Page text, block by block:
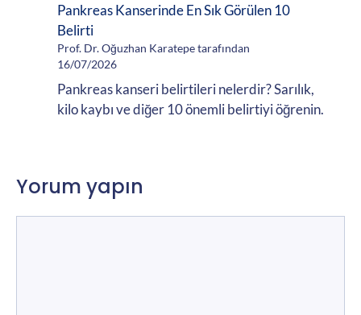
Pankreas Kanserinde En Sık Görülen 10
Belirti
Prof. Dr. Oğuzhan Karatepe tarafından
16/07/2026
Pankreas kanseri belirtileri nelerdir? Sarılık,
kilo kaybı ve diğer 10 önemli belirtiyi öğrenin.
Yorum yapın